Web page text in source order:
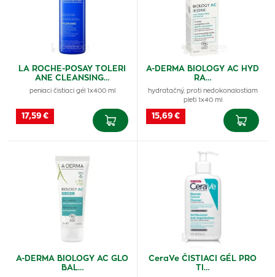
LA ROCHE-POSAY TOLERI
ANE CLEANSING…
peniaci čistiaci gél 1x400 ml
17,59 €
A-DERMA BIOLOGY AC HYD
RA…
hydratačný, proti nedokonalostiam
pleti 1x40 ml
15,69 €
A-DERMA BIOLOGY AC GLO
BAL…
CeraVe ČISTIACI GÉL PRO
TI…